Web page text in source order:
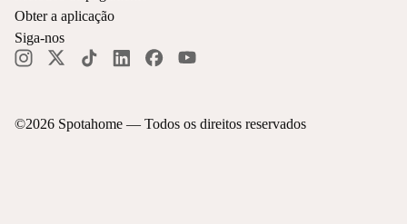
©2026 Spotahome — Todos os direitos reservados
Obter a aplicação
Siga-nos